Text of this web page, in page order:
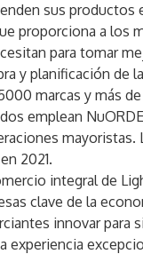
sus productos
proporciona a los
para tomar
y planificación de
marcas y más
emplean
mayoristas.
2021.
integral de
clave de la
innovar para
experiencia